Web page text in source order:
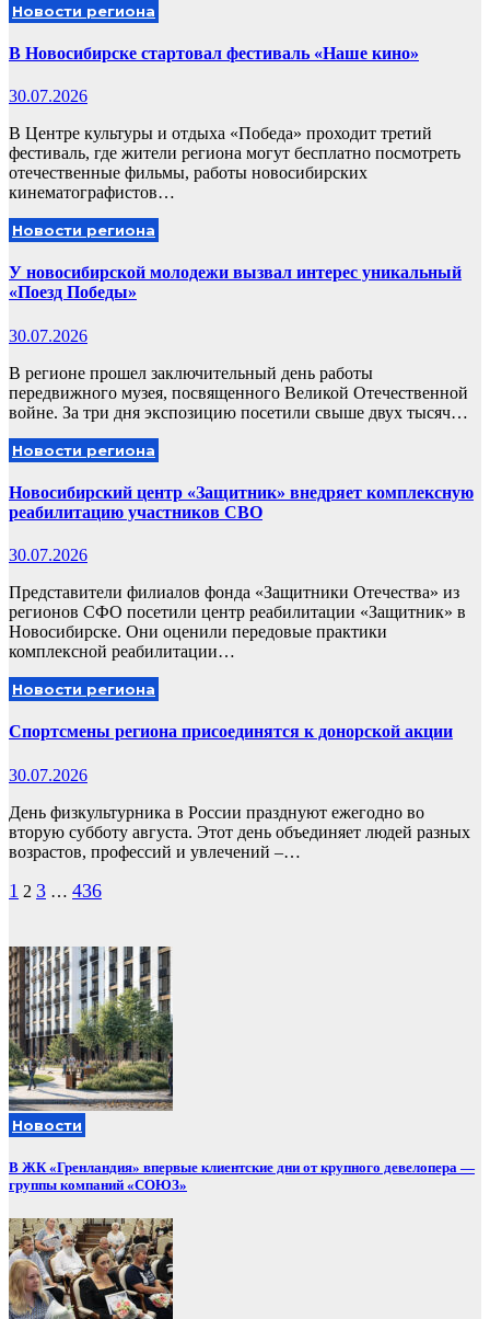
Новости региона
В Новосибирске стартовал фестиваль «Наше кино»
30.07.2026
В Центре культуры и отдыха «Победа» проходит третий
фестиваль, где жители региона могут бесплатно посмотреть
отечественные фильмы, работы новосибирских
кинематографистов…
Новости региона
У новосибирской молодежи вызвал интерес уникальный
«Поезд Победы»
30.07.2026
В регионе прошел заключительный день работы
передвижного музея, посвященного Великой Отечественной
войне. За три дня экспозицию посетили свыше двух тысяч…
Новости региона
Новосибирский центр «Защитник» внедряет комплексную
реабилитацию участников СВО
30.07.2026
Представители филиалов фонда «Защитники Отечества» из
регионов СФО посетили центр реабилитации «Защитник» в
Новосибирске. Они оценили передовые практики
комплексной реабилитации…
Новости региона
Спортсмены региона присоединятся к донорской акции
30.07.2026
День физкультурника в России празднуют ежегодно во
вторую субботу августа. Этот день объединяет людей разных
возрастов, профессий и увлечений –…
Пагинация
1 2 3 … 436
Новости
В ЖК «Гренландия» впервые клиентские дни от крупного девелопера —
группы компаний «СОЮЗ»